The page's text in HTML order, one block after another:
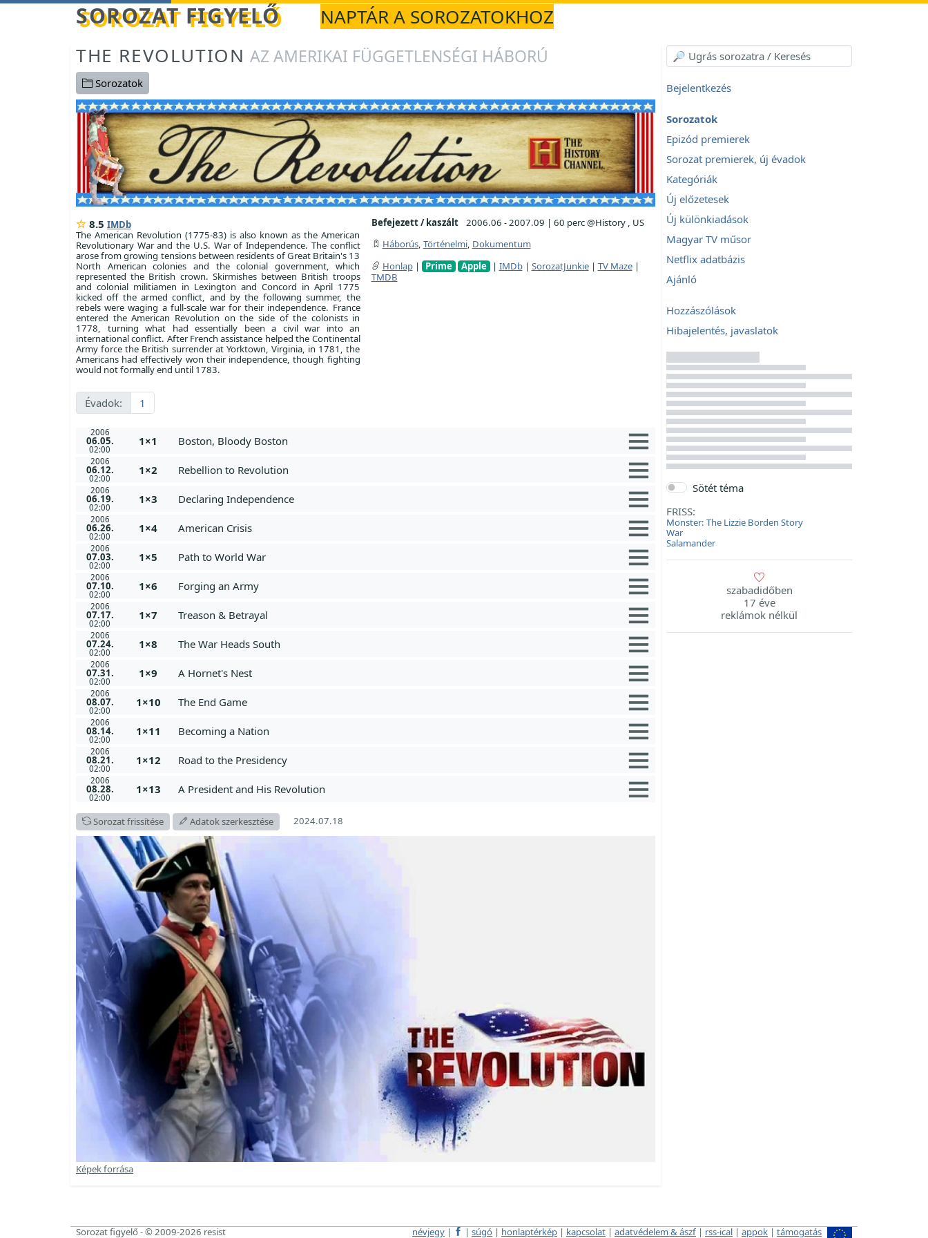
Betöltés... SOROZAT FIGYELŐ
NAPTÁR A SOROZATOKHOZ
THE REVOLUTION AZ AMERIKAI FÜGGETLENSÉGI HÁBORÚ
Sorozatok
8.5 IMDb
The American Revolution (1775-83) is also known as the American
Revolutionary War and the U.S. War of Independence. The conflict
arose from growing tensions between residents of Great Britain's 13
North American colonies and the colonial government, which
represented the British crown. Skirmishes between British troops
and colonial militiamen in Lexington and Concord in April 1775
kicked off the armed conflict, and by the following summer, the
rebels were waging a full-scale war for their independence. France
entered the American Revolution on the side of the colonists in
1778, turning what had essentially been a civil war into an
international conflict. After French assistance helped the Continental
Army force the British surrender at Yorktown, Virginia, in 1781, the
Americans had effectively won their independence, though fighting
would not formally end until 1783.
Befejezett / kaszált 2006.06 - 2007.09 | 60 perc @History , US
Háborús, Történelmi, Dokumentum
Honlap| Prime Apple | IMDb| SorozatJunkie| TV Maze|
TMDB
Évadok: 1
2006
06.05.
02:00
1×1 Boston, Bloody Boston
2006
06.12.
02:00
1×2 Rebellion to Revolution
2006
06.19.
02:00
1×3 Declaring Independence
2006
06.26.
02:00
1×4 American Crisis
2006
07.03.
02:00
1×5 Path to World War
2006
07.10.
02:00
1×6 Forging an Army
2006
07.17.
02:00
1×7 Treason & Betrayal
2006
07.24.
02:00
1×8 The War Heads South
2006
07.31.
02:00
1×9 A Hornet's Nest
2006
08.07.
02:00
1×10 The End Game
2006
08.14.
02:00
1×11 Becoming a Nation
2006
08.21.
02:00
1×12 Road to the Presidency
2006
08.28.
02:00
1×13 A President and His Revolution
Sorozat frissítése Adatok szerkesztése 2024.07.18
Képek forrása
Bejelentkezés
Sorozatok
Epizód premierek
Sorozat premierek, új évadok
Kategóriák
Új előzetesek
Új különkiadások
Magyar TV műsor
Netflix adatbázis
Ajánló
Hozzászólások
Hibajelentés, javaslatok
Sötét téma
FRISS:
Monster: The Lizzie Borden Story
War
Salamander
szabadidőben
17 éve
reklámok nélkül
névjegy | | súgó | honlaptérkép | kapcsolat | adatvédelem & ászf | rss-ical | appok | támogatás
Sorozat figyelő - © 2009-2026 resist